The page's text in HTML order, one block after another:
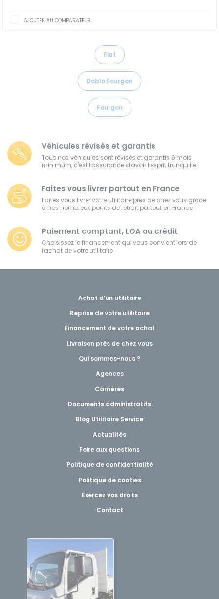
AJOUTER AU COMPARATEUR
Fiat
Doblo Fourgon
Fourgon
Véhicules révisés et garantis
Tous nos véhicules sont révisés et garantis 6 mois
minimum, c'est l'assurance d'avoir l'esprit tranquille !
Faites vous livrer partout en France
Faites vous livrer votre utilitaire près de chez vous grâce
à nos nombreux points de retrait partout en France
Paiement comptant, LOA ou crédit
Choisissez le financement qui vous convient lors de
l'achat de votre utilitaire
Achat d’un utilitaire
Reprise de votre utilitaire
Financement de votre achat
Livraison près de chez vous
Qui sommes-nous ?
Agences
Carrières
Documents administratifs
Blog Utilitaire Service
Actualités
Foire aux questions
Politique de confidentialité
Politique de cookies
Exercez vos droits
Contact